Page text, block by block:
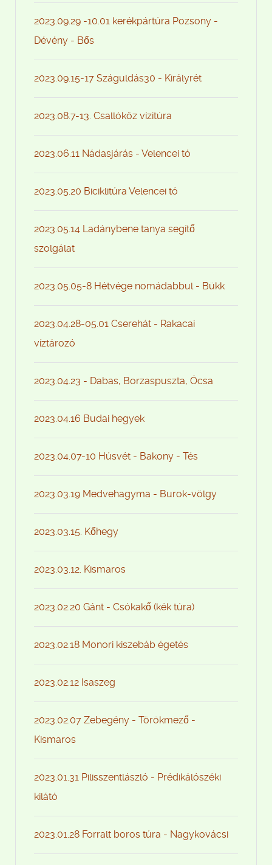
2023.09.29 -10.01 kerékpártúra Pozsony -
Dévény - Bős
2023.09.15-17 Száguldás30 - Királyrét
2023.08.7-13. Csallóköz vízitúra
2023.06.11 Nádasjárás - Velencei tó
2023.05.20 Biciklitúra Velencei tó
2023.05.14 Ladánybene tanya segítő
szolgálat
2023.05.05-8 Hétvége nomádabbul - Bükk
2023.04.28-05.01 Cserehát - Rakacai
víztározó
2023.04.23 - Dabas, Borzaspuszta, Ócsa
2023.04.16 Budai hegyek
2023.04.07-10 Húsvét - Bakony - Tés
2023.03.19 Medvehagyma - Burok-völgy
2023.03.15. Kőhegy
2023.03.12. Kismaros
2023.02.20 Gánt - Csókakő (kék túra)
2023.02.18 Monori kiszebáb égetés
2023.02.12 Isaszeg
2023.02.07 Zebegény - Törökmező -
Kismaros
2023.01.31 Pilisszentlászló - Prédikálószéki
kilátó
2023.01.28 Forralt boros túra - Nagykovácsi